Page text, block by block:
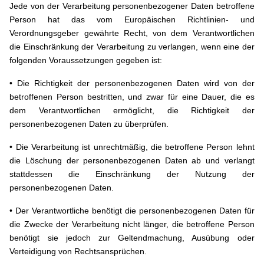
Jede von der Verarbeitung personenbezogener Daten betroffene
Person hat das vom Europäischen Richtlinien- und
Verordnungsgeber gewährte Recht, von dem Verantwortlichen
die Einschränkung der Verarbeitung zu verlangen, wenn eine der
folgenden Voraussetzungen gegeben ist:
• Die Richtigkeit der personenbezogenen Daten wird von der
betroffenen Person bestritten, und zwar für eine Dauer, die es
dem Verantwortlichen ermöglicht, die Richtigkeit der
personenbezogenen Daten zu überprüfen.
• Die Verarbeitung ist unrechtmäßig, die betroffene Person lehnt
die Löschung der personenbezogenen Daten ab und verlangt
stattdessen die Einschränkung der Nutzung der
personenbezogenen Daten.
• Der Verantwortliche benötigt die personenbezogenen Daten für
die Zwecke der Verarbeitung nicht länger, die betroffene Person
benötigt sie jedoch zur Geltendmachung, Ausübung oder
Verteidigung von Rechtsansprüchen.